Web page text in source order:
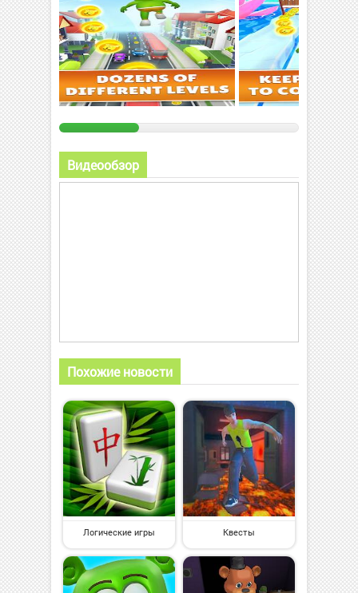
Видеообзор
Похожие новости
Логические игры Квесты